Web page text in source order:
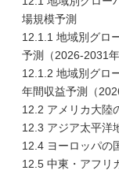
場規模予測
12.1.1 地域別グロ
予測（2026-2031年
12.1.2 地域別グロ
年間収益予測（
12.2 アメリカ大陸
12.3 アジア太平洋
12.4 ヨーロッパの
12.5 中東・アフリ